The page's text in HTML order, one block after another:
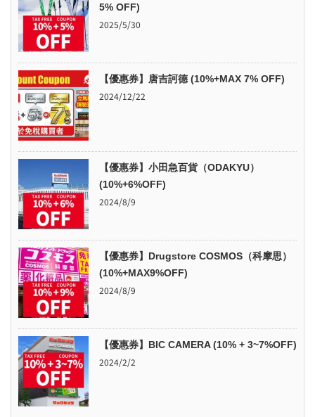
5% OFF)
2025/5/30
【優惠券】唐吉訶德 (10%+MAX 7% OFF)
2024/12/22
【優惠券】小田急百貨（ODAKYU）
(10%+6%OFF)
2024/8/9
【優惠券】Drugstore COSMOS（科摩思）
(10%+MAX9%OFF)
2024/8/9
【優惠券】BIC CAMERA (10% + 3~7%OFF)
2024/2/2